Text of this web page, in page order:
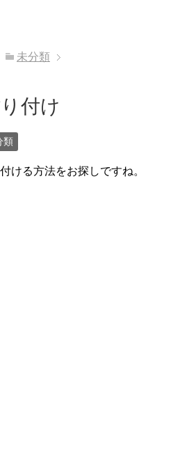
未分類
付け
類
ける方法をお探しですね。